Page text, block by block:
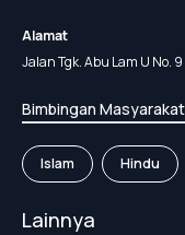
Alamat
Jalan Tgk. Abu Lam U No.
Bimbingan Masyarakat
Islam Hindu
Lainnya